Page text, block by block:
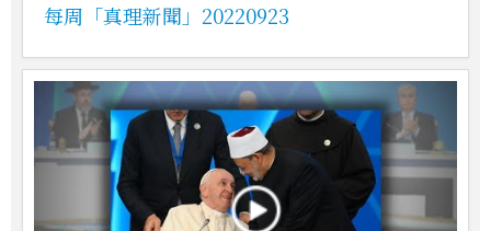
每周「真理新聞」20220923